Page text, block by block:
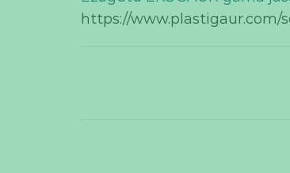
https://